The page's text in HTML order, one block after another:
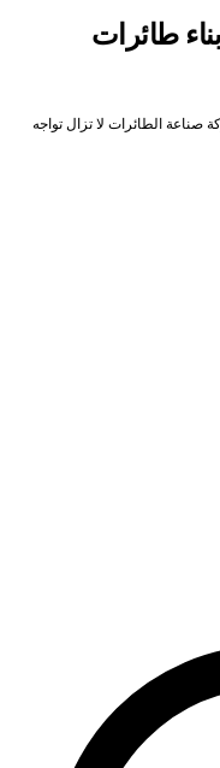
طائرات
صناعة الطائرات لا تزال تواجه